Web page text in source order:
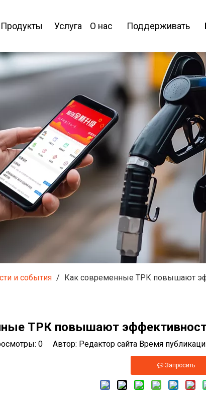
Продукты Услуга О нас Поддерживать
и события / Как современные ТРК повышают
ТРК повышают
0 Автор: Редактор сайта Время
Запросить